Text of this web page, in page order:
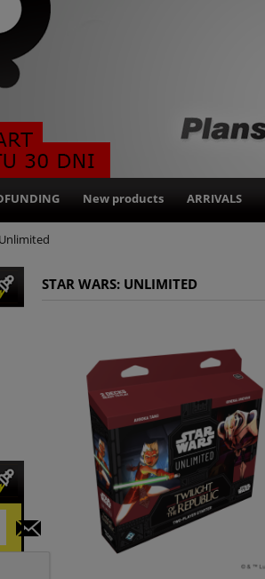
New products ARRIVALS
STAR WARS: UNLIMITED